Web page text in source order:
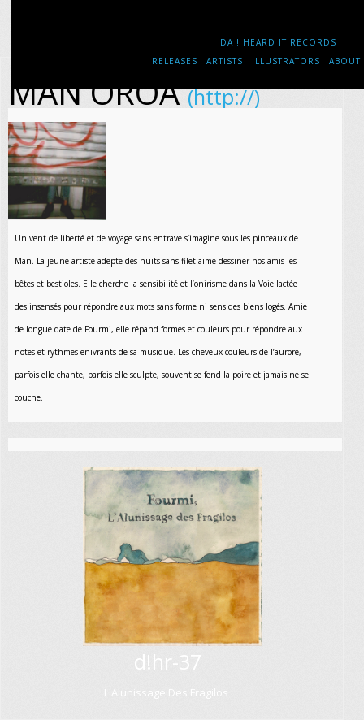
DA ! HEARD IT RECORDS
RELEASES
ARTISTS ILLUSTRATORS ABOUT
MAN OROA(http://)
Un vent de liberté et de voyage sans entrave s’imagine sous les pinceaux de
Man. La jeune artiste adepte des nuits sans filet aime dessiner nos amis les
bêtes et bestioles. Elle cherche la sensibilité et l’onirisme dans la Voie lactée
des insensés pour répondre aux mots sans forme ni sens des biens logés. Amie
de longue date de Fourmi, elle répand formes et couleurs pour répondre aux
notes et rythmes enivrants de sa musique. Les cheveux couleurs de l’aurore,
parfois elle chante, parfois elle sculpte, souvent se fend la poire et jamais ne se
couche.
d!hr-37
L'Alunissage Des Fragilos